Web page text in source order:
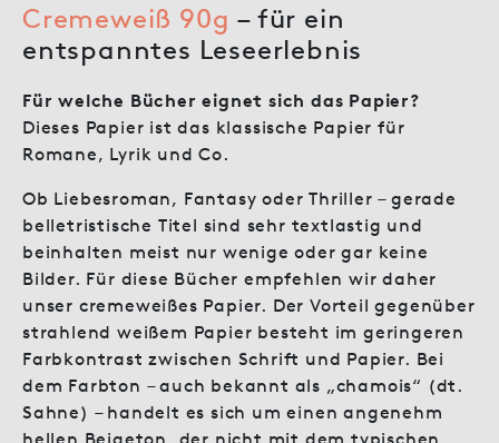
Cremeweiß 90g – für ein
entspanntes Leseerlebnis
Für welche Bücher eignet sich das Papier?
Dieses Papier ist das klassische Papier für
Romane, Lyrik und Co.
Ob Liebesroman, Fantasy oder Thriller – gerade
belletristische Titel sind sehr textlastig und
beinhalten meist nur wenige oder gar keine
Bilder. Für diese Bücher empfehlen wir daher
unser cremeweißes Papier. Der Vorteil gegenüber
strahlend weißem Papier besteht im geringeren
Farbkontrast zwischen Schrift und Papier. Bei
dem Farbton – auch bekannt als „chamois“ (dt.
Sahne) – handelt es sich um einen angenehm
hellen Beigeton, der nicht mit dem typischen